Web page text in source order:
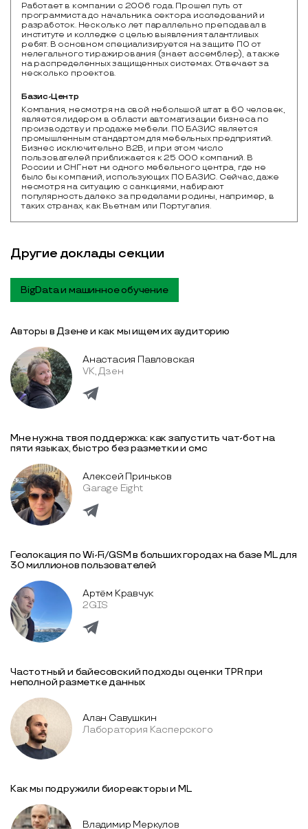
Работает в компании с 2006 года. Прошел путь от
программиста до начальника сектора исследований и
разработок. Несколько лет параллельно преподавал в
институте и колледже с целью выявления талантливых
ребят. В основном специализируется на защите ПО от
нелегального тиражирования (знает ассемблер), а также
на распределенных защищенных системах. Отвечает за
несколько проектов.
Базис-Центр
Компания, несмотря на свой небольшой штат в 60 человек,
является лидером в области автоматизации бизнеса по
производству и продаже мебели. ПО БАЗИС является
промышленным стандартом для мебельных предприятий.
Бизнес исключительно B2B, и при этом число
пользователей приближается к 25 000 компаний. В
России и СНГ нет ни одного мебельного центра, где не
было бы компаний, использующих ПО БАЗИС. Сейчас, даже
несмотря на ситуацию с санкциями, набирают
популярность далеко за пределами родины, например, в
таких странах, как Вьетнам или Португалия.
Другие доклады секции
BigData и машинное обучение
Авторы в Дзене и как мы ищем их аудиторию
Анастасия Павловская
VK, Дзен
Мне нужна твоя поддержка: как запустить чат-бот на
пяти языках, быстро без разметки и смс
Алексей Приньков
Garage Eight
Геолокация по Wi-Fi/GSM в больших городах на базе ML для
30 миллионов пользователей
Артём Кравчук
2GIS
Частотный и байесовский подходы оценки TPR при
неполной разметке данных
Алан Савушкин
Лаборатория Касперского
Как мы подружили биореакторы и ML
Владимир Меркулов